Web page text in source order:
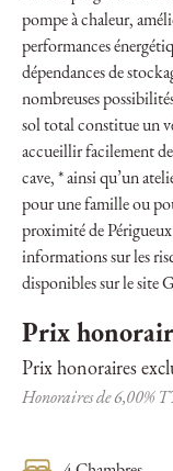
pompe à chaleur,
performances
dépendances de
nombreuses
sol total constitue un
accueillir facilement
cave, * ainsi qu’un
pour une famille ou
proximité de
informations sur les
disponibles sur le site
Prix
Prix honoraires
Honoraires de 6,00%